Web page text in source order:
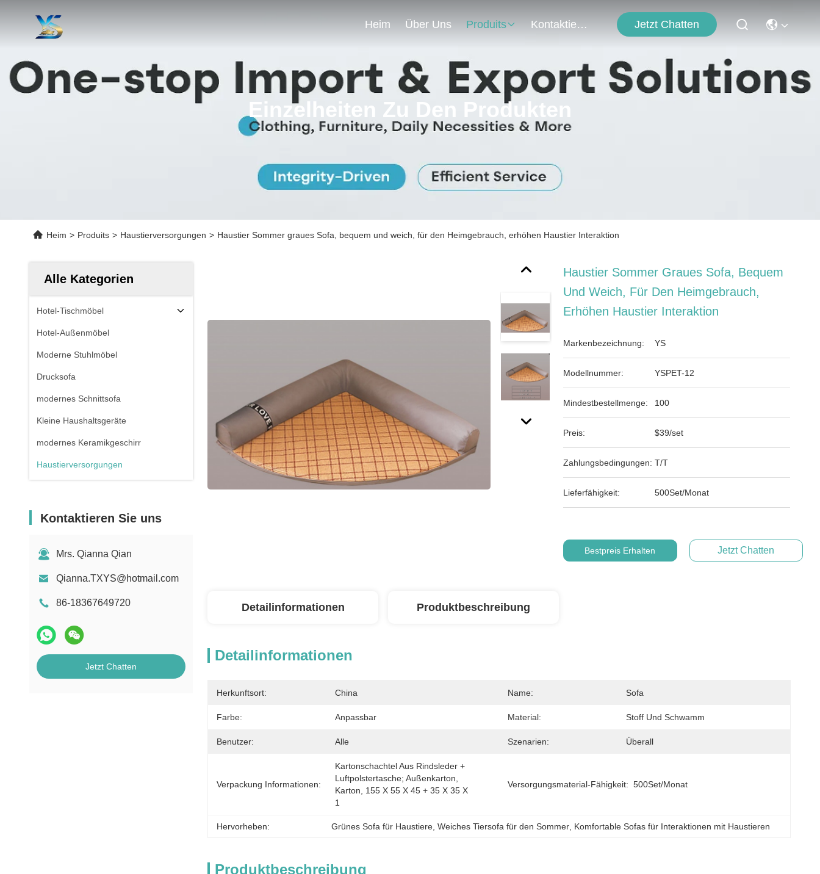
Heim Über Uns Produits Kontaktieren Sie Uns Jetzt Chatten
Einzelheiten Zu Den Produkten
Heim > Produits > Haustierversorgungen > Haustier Sommer graues Sofa, bequem und weich, für den Heimgebrauch, erhöhen Haustier Interaktion
Alle Kategorien
Hotel-Tischmöbel
Hotel-Außenmöbel
Moderne Stuhlmöbel
Drucksofa
modernes Schnittsofa
Kleine Haushaltsgeräte
modernes Keramikgeschirr
Haustierversorgungen
Kontaktieren Sie uns
Mrs. Qianna Qian
Qianna.TXYS@hotmail.com
86-18367649720
Jetzt Chatten
Haustier Sommer Graues Sofa, Bequem
Und Weich, Für Den Heimgebrauch,
Erhöhen Haustier Interaktion
Markenbezeichnung: YS
Modellnummer: YSPET-12
Mindestbestellmenge: 100
Preis: $39/set
Zahlungsbedingungen: T/T
Lieferfähigkeit: 500Set/Monat
Bestpreis Erhalten Jetzt Chatten
Detailinformationen Produktbeschreibung
Detailinformationen
Herkunftsort: China Name: Sofa
Farbe: Anpassbar Material: Stoff Und Schwamm
Benutzer: Alle Szenarien: Überall
Verpackung Informationen:
Kartonschachtel Aus Rindsleder +
Luftpolstertasche; Außenkarton,
Karton, 155 X 55 X 45 + 35 X 35 X
1
Versorgungsmaterial-Fähigkeit: 500Set/Monat
Hervorheben: Grünes Sofa für Haustiere , Weiches Tiersofa für den Sommer Komfortable Sofas für Interaktionen mit Haustieren
Produktbeschreibung